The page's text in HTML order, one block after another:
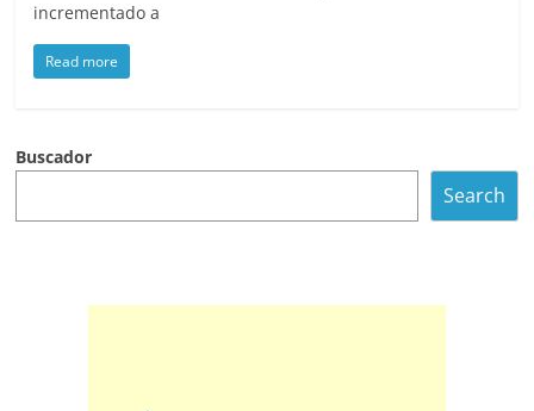
incrementado a
Read more
Buscador
Search